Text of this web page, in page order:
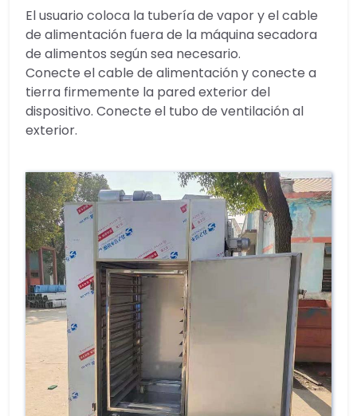
El usuario coloca la tubería de vapor y el cable
de alimentación fuera de la máquina secadora
de alimentos según sea necesario.
Conecte el cable de alimentación y conecte a
tierra firmemente la pared exterior del
dispositivo. Conecte el tubo de ventilación al
exterior.